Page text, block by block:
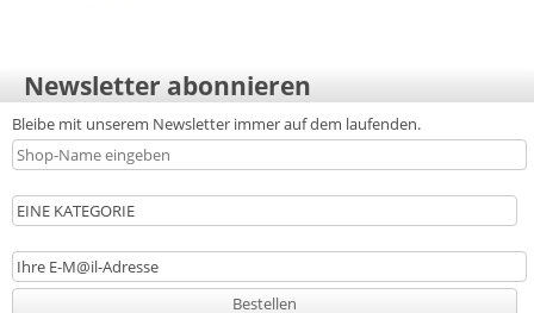
Newsletter abonnieren
Bleibe mit unserem Newsletter immer auf dem laufenden.